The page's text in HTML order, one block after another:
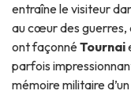
entraîne le visiteur
au cœur des guerres,
ont façonnéTournai
parfois
mémoire militaire